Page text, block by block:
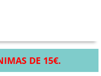
DE 15€.